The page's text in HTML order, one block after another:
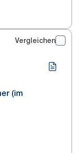
Vergleichen
(im